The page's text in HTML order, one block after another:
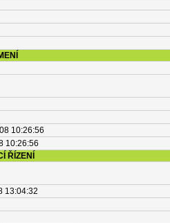
10:26:56
10:26:56
ŘÍZENÍ
13:04:32